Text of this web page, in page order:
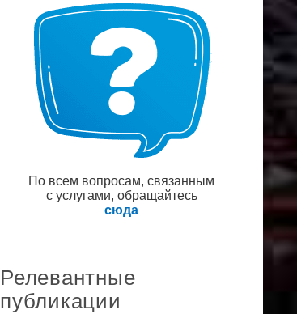
По всем вопросам, связанным
с услугами, обращайтесь
сюда
Релевантные
публикации